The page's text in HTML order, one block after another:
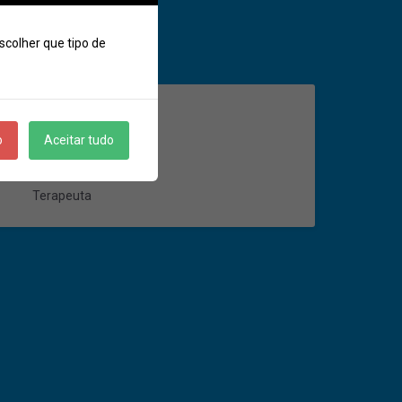
Terapeuta
que tipo de
Aceitar tudo